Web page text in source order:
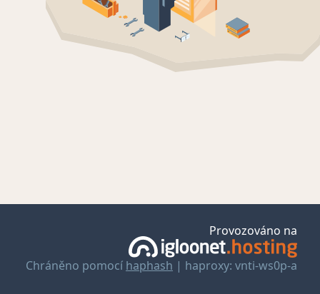
Provozováno na
Chráněno pomocí haphash | haproxy: vnti-ws0p-a